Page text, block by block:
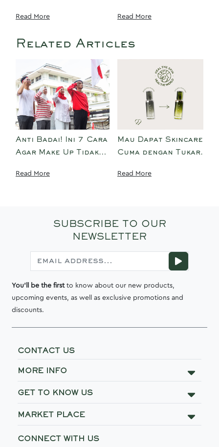
Menanam 22 Pohon,
Pantai, dan Program
Tukar Botol, Rawat
Bumi
Read More
Lama Saat Upacara
Read More
Related Articles
Anti Badai! Ini 7 Cara
Agar Make Up Tidak
Lama Saat Upacara
Read More
Mau Dapat Skincare
Cuma dengan Tukar
Simak Caranya Disini!
Read More
SUBSCRIBE TO OUR
NEWSLETTER
You'll be the firstto know about our new products,
upcoming events, as well as exclusive promotions and
discounts.
CONTACT US
MORE INFO
GET TO KNOW US
MARKET PLACE
CONNECT WITH US